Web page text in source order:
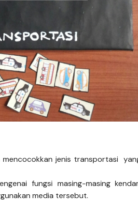
jenis transportasi
fungsi masing-masing
media tersebut.